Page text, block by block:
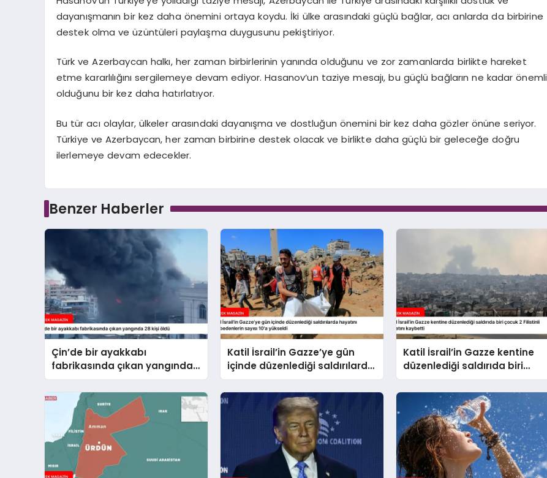
dayanışmanın bir kez daha önemini ortaya koydu. İki ülke arasındaki güçlü bağlar, acı anlarda da birbirine
destek olma ve üzüntüleri paylaşma duygusunu pekiştiriyor.
Türk ve Azerbaycan halkı, her zaman birbirlerinin yanında olduğunu ve zor zamanlarda birlikte hareket
etme kararlılığını sergilemeye devam ediyor. Hasanov’un taziye mesajı, bu güçlü bağların ne kadar önemli
olduğunu bir kez daha hatırlatıyor.
Bu tür acı olaylar, ülkeler arasındaki dayanışma ve dostluğun önemini bir kez daha gözler önüne seriyor.
Türkiye ve Azerbaycan, her zaman birbirine destek olacak ve birlikte daha güçlü bir geleceğe doğru
ilerlemeye devam edecekler.
Benzer Haberler
Çin’de bir ayakkabı
fabrikasında çıkan yangında
28 kişi öldü
Katil İsrail’in Gazze’ye gün
içinde düzenlediği saldırılarda
hayatını kaybedenlerin sayısı
10’a yükseldi
Katil İsrail’in Gazze kentine
düzenlediği saldırıda biri
çocuk 2 Filistinli hayatını
kaybetti